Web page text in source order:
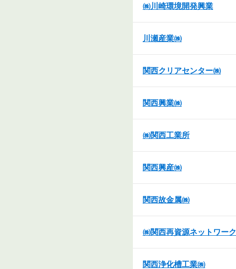
㈱川崎環境開発興業
川瀬産業㈱
関西クリアセンター㈱
関西興業㈱
㈱関西工業所
関西興産㈱
関西故金属㈱
㈱関西再資源ネットワーク
関西浄化槽工業㈱